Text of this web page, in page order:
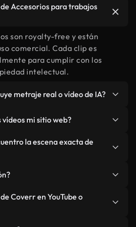
Accesorios para trabajos
son royalty-free y están
comercial. Cada clip es
para cumplir con los
intelectual.
metraje real o vídeo de IA?
y vídeos generados
etiquetado.
mi sitio web?
versiones optimizadas
específicamente para uso de
la escena exacta de
como "Accesorios al
generará en segundos
estándares.
los vídeos en nuestra
free, aunque siempre se
Coverr en YouTube o